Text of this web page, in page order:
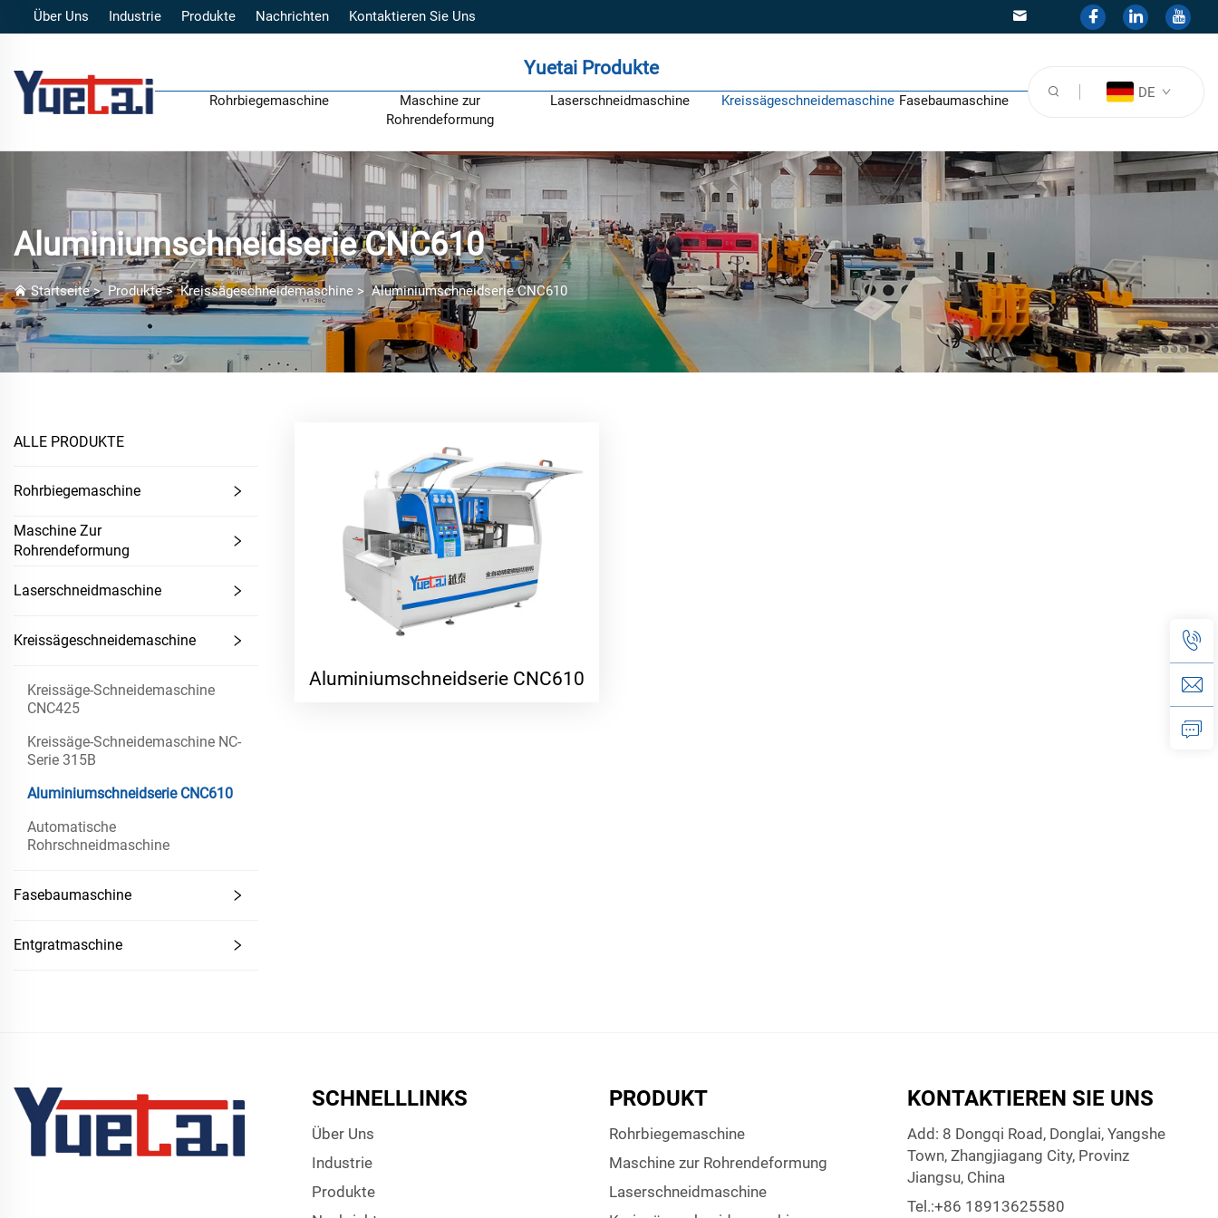
Über Uns Industrie Produkte Nachrichten Kontaktieren Sie Uns
Yuetai Produkte
Rohrbiegemaschine
Maschine zur
Rohrendeformung
Laserschneidmaschine Kreissägeschneidemaschine Fasebaumaschine DE
Aluminiumschneidserie CNC610
Startseite>Produkte>Kreissägeschneidemaschine > Aluminiumschneidserie CNC610
ALLE PRODUKTE
Rohrbiegemaschine
Maschine Zur
Rohrendeformung
Laserschneidmaschine
Kreissägeschneidemaschine
Kreissäge-Schneidemaschine
CNC425
Kreissäge-Schneidemaschine NC-
Serie 315B
Aluminiumschneidserie CNC610
Automatische
Rohrschneidmaschine
Fasebaumaschine
Entgratmaschine
Aluminiumschneidserie CNC610
SCHNELLLINKS
Über Uns
Industrie
Produkte
PRODUKT
Rohrbiegemaschine
Maschine zur Rohrendeformung
Laserschneidmaschine
KONTAKTIEREN SIE UNS
Add: 8 Dongqi Road, Donglai, Yangshe
Town, Zhangjiagang City, Provinz
Jiangsu, China
Tel.:+86 18913625580